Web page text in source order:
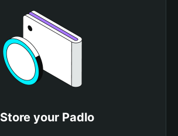
Store your Padlo